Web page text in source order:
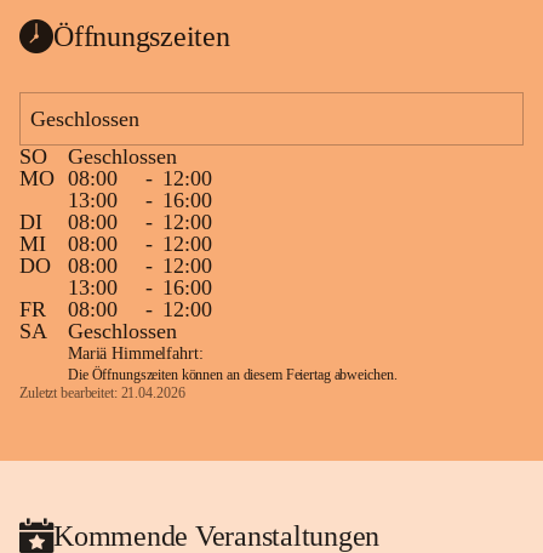
Öffnungszeiten
Geschlossen
SO
Geschlossen
MO 08:00 - 12:00
13:00
- 16:00
DI
08:00 - 12:00
MI
08:00 - 12:00
DO
08:00 - 12:00
13:00
- 16:00
FR
08:00 - 12:00
SA
Geschlossen
Mariä Himmelfahrt:
Die Öffnungszeiten können an diesem Feiertag abweichen.
Zuletzt bearbeitet: 21.04.2026
Kommende Veranstaltungen